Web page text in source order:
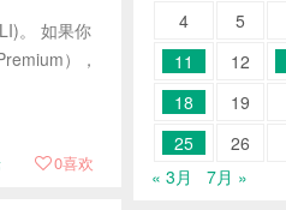
。 如果你
），
0喜欢
4
5
11
12
18
19
25
26
« 3月
7月 »